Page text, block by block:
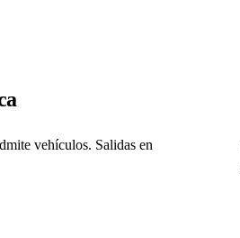
vehículos. Salidas en